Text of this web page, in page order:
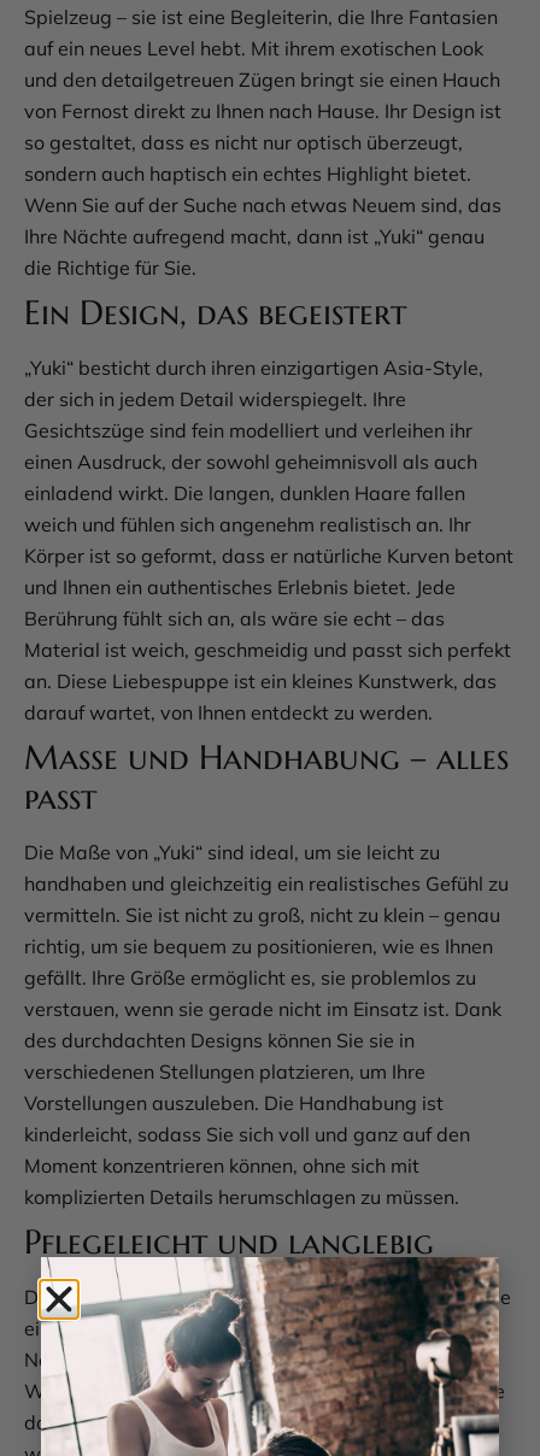
Spielzeug – sie ist eine Begleiterin, die Ihre Fantasien
auf ein neues Level hebt. Mit ihrem exotischen Look
und den detailgetreuen Zügen bringt sie einen Hauch
von Fernost direkt zu Ihnen nach Hause. Ihr Design ist
so gestaltet, dass es nicht nur optisch überzeugt,
sondern auch haptisch ein echtes Highlight bietet.
Wenn Sie auf der Suche nach etwas Neuem sind, das
Ihre Nächte aufregend macht, dann ist „Yuki“ genau
die Richtige für Sie.
Ein Design, das begeistert
„Yuki“ besticht durch ihren einzigartigen Asia-Style,
der sich in jedem Detail widerspiegelt. Ihre
Gesichtszüge sind fein modelliert und verleihen ihr
einen Ausdruck, der sowohl geheimnisvoll als auch
einladend wirkt. Die langen, dunklen Haare fallen
weich und fühlen sich angenehm realistisch an. Ihr
Körper ist so geformt, dass er natürliche Kurven betont
und Ihnen ein authentisches Erlebnis bietet. Jede
Berührung fühlt sich an, als wäre sie echt – das
Material ist weich, geschmeidig und passt sich perfekt
an. Diese Liebespuppe ist ein kleines Kunstwerk, das
darauf wartet, von Ihnen entdeckt zu werden.
Maße und Handhabung – alles
passt
Die Maße von „Yuki“ sind ideal, um sie leicht zu
handhaben und gleichzeitig ein realistisches Gefühl zu
vermitteln. Sie ist nicht zu groß, nicht zu klein – genau
richtig, um sie bequem zu positionieren, wie es Ihnen
gefällt. Ihre Größe ermöglicht es, sie problemlos zu
verstauen, wenn sie gerade nicht im Einsatz ist. Dank
des durchdachten Designs können Sie sie in
verschiedenen Stellungen platzieren, um Ihre
Vorstellungen auszuleben. Die Handhabung ist
kinderleicht, sodass Sie sich voll und ganz auf den
Moment konzentrieren können, ohne sich mit
komplizierten Details herumschlagen zu müssen.
Pflegeleicht und langlebig
Damit „Yuki“ Ihnen lange Freude bereitet, ist die Pflege
ein wichtiger Punkt – und zum Glück super einfach.
Nach dem Gebrauch reicht es, sie mit lauwarmem
Wasser und einer milden Seife zu reinigen. Achten Sie
darauf, sie gründlich abzutrocknen, bevor Sie sie